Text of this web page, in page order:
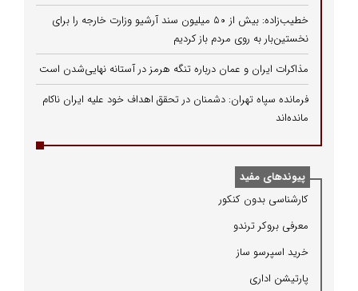
خطیب‌زاده: بیش از ۵۰ میلیون سند آرشیو وزارت خارجه را برای
نخستین‌بار به روی مردم باز کردیم
مذاکرات ایران و عمان درباره تنگه هرمز در آستانه نهایی‌شدن است
فرمانده سپاه تهران: دشمنان در تحقق اهداف خود علیه ایران ناکام
مانده‌اند
پیوندهای مفید
كارشناسی بدون كنكور
معرفی بروكر ترندو
خرید اسپرسو ساز
پارتیشن اداری